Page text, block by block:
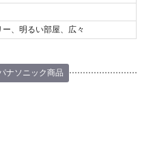
ー、明るい部屋、広々
ナソニック商品